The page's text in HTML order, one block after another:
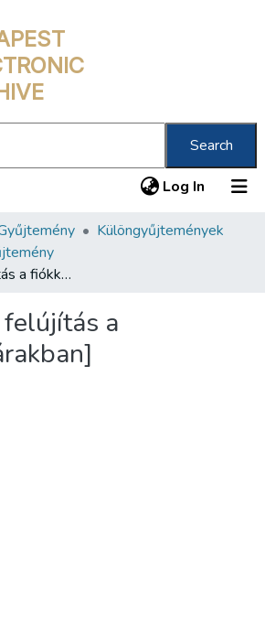
Search
Log In (current)
Különgyűjtemények
[Tatarozás, felújítás a fiókkönyvtárakban]
a